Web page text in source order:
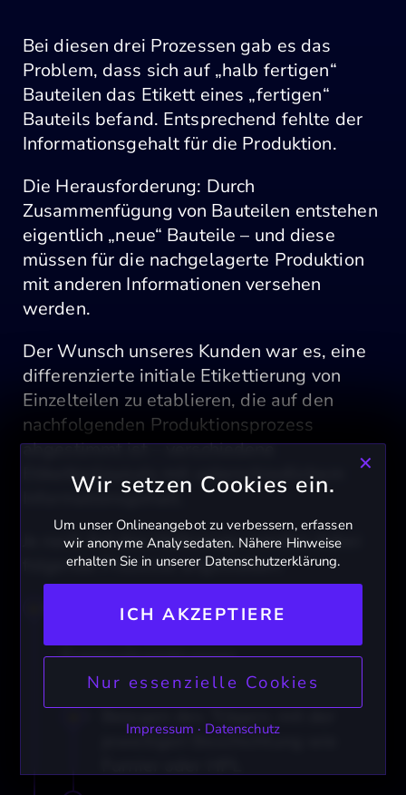
Bei diesen drei Prozessen gab es das
Problem, dass sich auf „halb fertigen“
Bauteilen das Etikett eines „fertigen“
Bauteils befand. Entsprechend fehlte der
Informationsgehalt für die Produktion.
Die Herausforderung: Durch
Zusammenfügung von Bauteilen entstehen
eigentlich „neue“ Bauteile – und diese
müssen für die nachgelagerte Produktion
mit anderen Informationen versehen
werden.
Der Wunsch unseres Kunden war es, eine
differenzierte initiale Etikettierung von
Einzelteilen zu etablieren, die auf den
nachfolgenden Produktionsprozess
abgestimmt ist – verschiedene
Etikettenlayouts mit unterschiedlichem
Informationsgehalt.
Je nach Art des Halbzeugs werden dabei
folgende Prozesse angestoßen:
Belegen von Einzelteilen oder
Furnierabwicklungen
Scannen des Trägers
jeweiligen Beschichtung wie
Wir setzen Cookies ein.
Um unser Onlineangebot zu verbessern, erfassen
wir anonyme Analysedaten. Nähere Hinweise
erhalten Sie in unserer Datenschutzerklärung.
ICH AKZEPTIERE
Nur essenzielle Cookies
Impressum · Datenschutz
✕